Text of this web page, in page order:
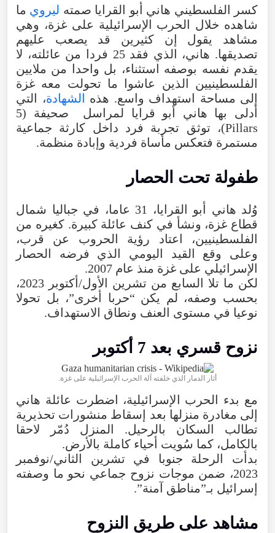
كسر الفلسطيني هاني أبو القرايا صمته ليروي ما
شاهده خلال الحرب الإسرائيلية على غزة، وهي
مشاهد يقول إن كثيرين قد يصعب عليهم
تصديقها. هاني، الذي فقد 25 فردا من عائلته، لا
يقدم نفسه بوصفه استثناء، بل واحدا من ملايين
الفلسطينيين الذين عاشوا ما تحولت معه غزة
إلى مساحة استهداف واسع. هذه الشهادة، التي
أدلى بها هاني أبو قرايا لمراسل صحيفة (5
Pillars)، توثق تجربة فرد داخل كارثة جماعية
مستمرة فتعكس مأساة فردية وإبادة منظمة.
طفولة تحت الحصار
وُلد هاني أبو القرايا، 31 عاما، في جباليا شمال
قطاع غزة، ونشأ في كنف عائلة كبيرة. كغيره من
الفلسطينيين، اعتاد رؤية الحروب عن قرب،
وعلى وقع القيد اليومي الذي فرضه الحصار
الإسرائيلي على غزة منذ عام 2007.
لكن ما تلا السابع من تشرين الأول/أكتوبر 2023،
بحسب وصفه، لم يكن “حربا أخرى”، بل تحولا
نوعيا في مستوى العنف ونطاق الاستهداف.
نزوح قسري بعد 7 أكتوبر
أثار الدمار الذي خلفته آلة الحرب الإسرائيلية على غزة.
مع بدء الحرب الإسرائيلية، اضطرت عائلة هاني
إلى مغادرة منزلها بعد إسقاط منشورات تحذيرية
تطالب السكان بالرحيل. المنزل دُمّر لاحقا
بالكامل، كما سُويت أحياء كاملة بالأرض.
بدأت الرحلة جنوبا في تشرين الثاني/نوفمبر
2023، ضمن موجات نزوح جماعي نحو ما وصفته
إسرائيل بـ”مناطق آمنة”.
مشاهد على طريق النزوح